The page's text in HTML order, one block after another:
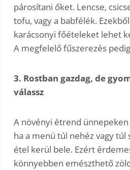
párosítani őket. Lencse,
tofu, vagy a babfélék.
karácsonyi főételeket lehet
A megfelelő fűszerezés
3. Rostban gazdag, de
válassz
A növényi étrend
ha a menü túl nehéz vagy túl
étel kerül bele. Ezért
könnyebben emészthető